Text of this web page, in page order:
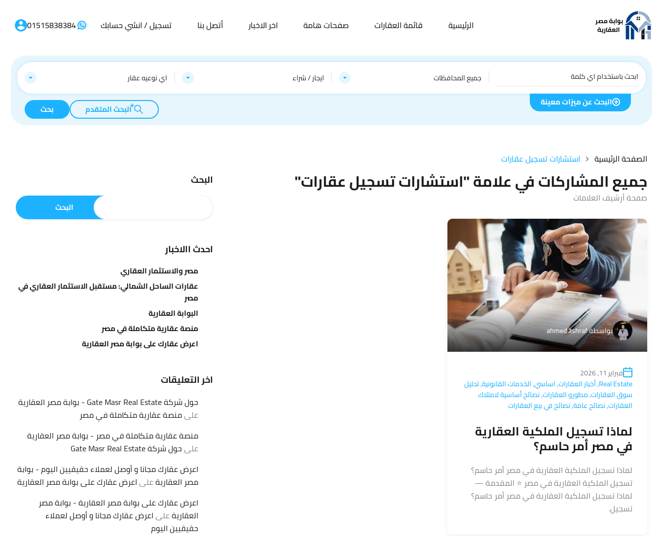
الرئيسية قائمة العقارات صفحات هامة اخر الاخبار أتصل بنا تسجيل / انشي حسابك 01515838384
جميع المحافظات ايجار / شراء اي نوعيه عقار
البحث عن ميزات معينة
البحث المتقدم بحث
الصفحة الرئيسية استشارات تسجيل عقارات
جميع المشاركات في علامة "استشارات تسجيل عقارات"
صفحة أرشيف العلامات
بواسطةahmed ashraf
فبراير 11, 2026
Real Estate
,أخبار العقارات,اساسي,الخدمات القانونية,تحليل
سوق العقارات,مطورو العقارات,نصائح أساسية لامتلاك
العقارات,نصائح عامة,نصائح في بيع العقارات
لماذا تسجيل الملكية العقارية
في مصر أمر حاسم؟
لماذا تسجيل الملكية العقارية في مصر أمر حاسم؟
تسجيل الملكية العقارية في مصر ⭐️ المقدمة —
لماذا تسجيل الملكية العقارية في مصر أمر حاسم؟
تسجيل.
البحث
البحث
احدث االاخبار
مصر والاستثمار العقاري
عقارات الساحل الشمالي: مستقبل الاستثمار العقاري في
مصر
البوابة العقارية
منصة عقارية متكاملة في مصر
اعرض عقارك على بوابة مصر العقارية
اخر التعليقات
حول شركة Gate Masr Real Estate - بوابة مصر العقارية
علىمنصة عقارية متكاملة في مصر
منصة عقارية متكاملة في مصر - بوابة مصر العقارية
علىحول شركة Gate Masr Real Estate
اعرض عقارك مجانا و أوصل لعملاء حقيقيين اليوم - بوابة
مصر العقاريةعلىاعرض عقارك على بوابة مصر العقارية
اعرض عقارك على بوابة مصر العقارية - بوابة مصر
العقاريةعلىاعرض عقارك مجانا و أوصل لعملاء
حقيقيين اليوم